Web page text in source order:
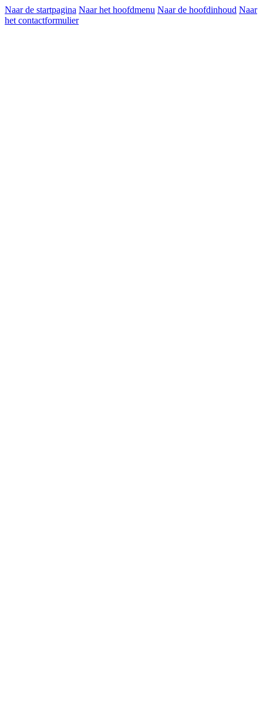
Naar de startpagina Naar het hoofdmenu Naar de hoofdinhoud Naar
het contactformulier